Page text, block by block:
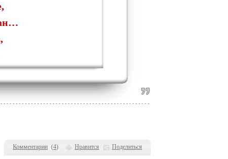
Комментарии (4) Нравится Поделиться